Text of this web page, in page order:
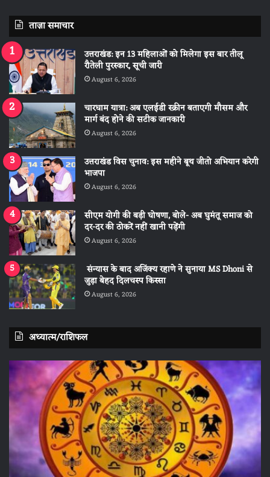
ताज़ा समाचार
उत्तराखंड: इन 13 महिलाओं को मिलेगा इस बार तीलू
रौतेली पुरस्कार, सूची जारी
August 6, 2026
चारधाम यात्रा: अब एलईडी स्क्रीन बताएगी मौसम और
मार्ग बंद होने की सटीक जानकारी
August 6, 2026
उत्तराखंड विस चुनाव: इस महीने बूथ जीतो अभियान करेगी
भाजपा
August 6, 2026
सीएम योगी की बड़ी घोषणा, बोले- अब घुमंतू समाज को
दर-दर की ठोकरें नहीं खानी पड़ेंगी
August 6, 2026
संन्यास के बाद अजिंक्‍य रहाणे ने सुनाया MS Dhoni से
जुड़ा बेहद दिलचस्प किस्सा
August 6, 2026
अध्यात्म/राशिफल